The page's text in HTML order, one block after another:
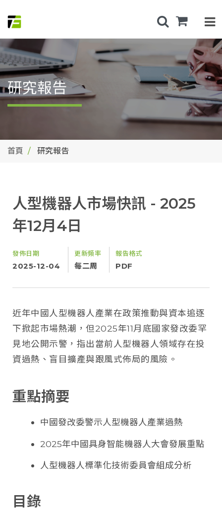
研究報告
首頁 研究報告
人型機器人市場快訊 - 2025
年12月4日
發佈日期
2025-12-04
更新頻率
每二周
報告格式
PDF
近年中國人型機器人產業在政策推動與資本追逐
下掀起市場熱潮，但2025年11月底國家發改委罕
見地公開示警，指出當前人型機器人領域存在投
資過熱、盲目擴產與跟風式佈局的風險。
重點摘要
中國發改委警示人型機器人產業過熱
2025年中國具身智能機器人大會發展重點
人型機器人標準化技術委員會組成分析
目錄